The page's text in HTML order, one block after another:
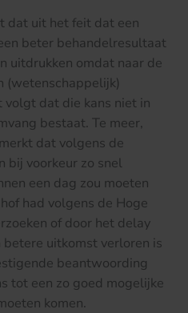
dat uit het feit dat een
beter behandelresultaat
uitdrukken omdat naar de
(wetenschappelijk)
volgt dat die kans niet in
bestaat. Te meer,
dat volgens de
bij voorkeur zo snel
een dag zou moeten
had volgens de Hoge
of door het delay
uitkomst verloren is
beantwoording
tot een zo goed mogelijke
komen.